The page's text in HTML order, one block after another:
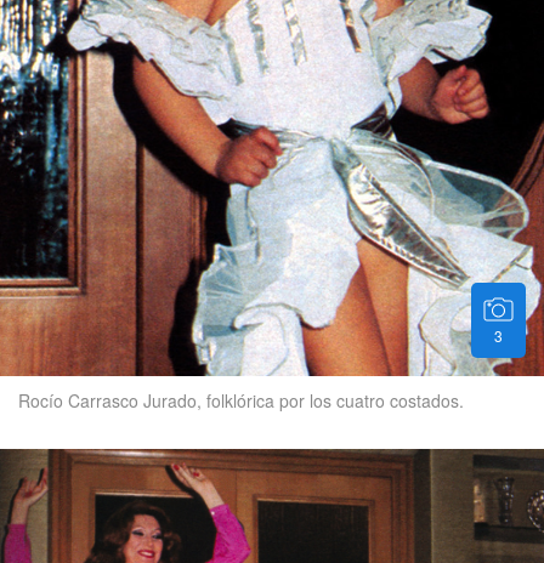
3
Rocío Carrasco Jurado, folklórica por los cuatro costados.